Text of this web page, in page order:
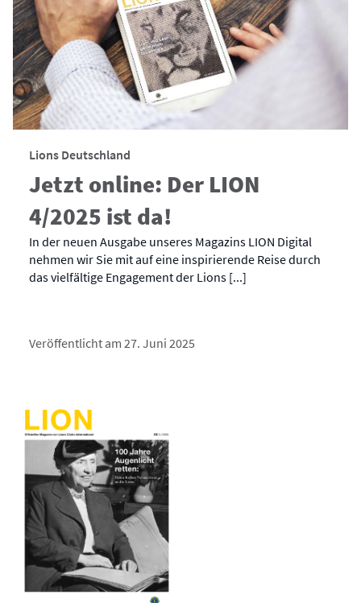
Lions Deutschland
Jetzt online: Der LION
4/2025 ist da!
In der neuen Ausgabe unseres Magazins LION Digital
nehmen wir Sie mit auf eine inspirierende Reise durch
das vielfältige Engagement der Lions [...]
Veröffentlicht am 27. Juni 2025